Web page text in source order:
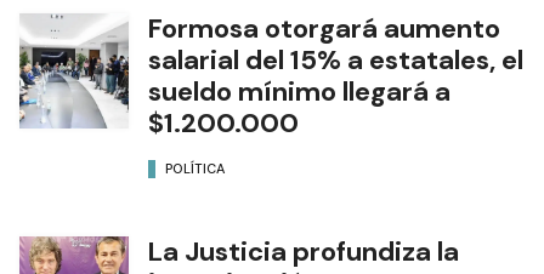
Formosa otorgará aumento
salarial del 15% a estatales, el
sueldo mínimo llegará a
$1.200.000
POLÍTICA
La Justicia profundiza la